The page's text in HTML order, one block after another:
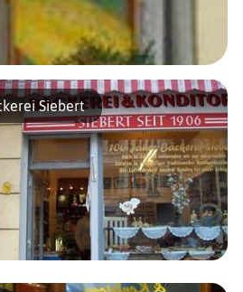
que les invendus ne puissent
Siebert
est loin des boulangeries industrielles